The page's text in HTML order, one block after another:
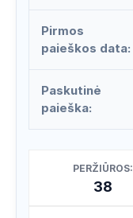
Pirmos
paieškos data:
Paskutinė
paieška:
PERŽIŪROS:
38